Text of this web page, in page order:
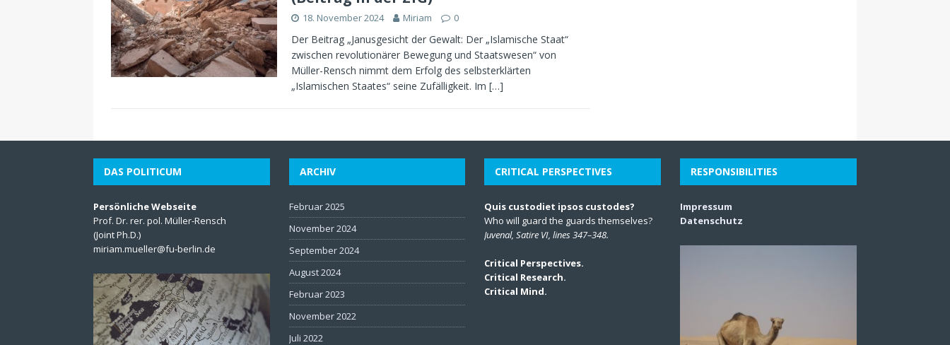
18. November 2024 Miriam 0
Der Beitrag „Janusgesicht der Gewalt: Der „Islamische Staat“
zwischen revolutionärer Bewegung und Staatswesen“ von
Müller-Rensch nimmt dem Erfolg des selbsterklärten
„Islamischen Staates“ seine Zufälligkeit. Im […]
DAS POLITICUM
Persönliche Webseite
Prof. Dr. rer. pol. Müller-Rensch
(Joint Ph.D.)
miriam.mueller@fu-berlin.de
ARCHIV
Februar 2025
November 2024
September 2024
August 2024
Februar 2023
November 2022
Juli 2022
CRITICAL PERSPECTIVES
Quis custodiet ipsos custodes?
Who will guard the guards themselves?
Juvenal, Satire VI, lines 347–348.
Critical Perspectives.
Critical Research.
Critical Mind.
RESPONSIBILITIES
Impressum
Datenschutz